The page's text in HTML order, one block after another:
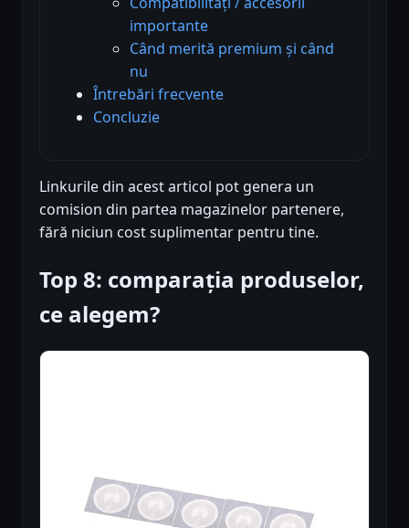
importante
Când merită premium și când
nu
Întrebări frecvente
Concluzie
Linkurile din acest articol pot genera un
comision din partea magazinelor partenere,
fără niciun cost suplimentar pentru tine.
Top 8: comparația produselor,
ce alegem?